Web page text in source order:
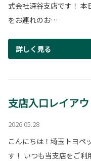
式会社深谷支店です！ 本
をお連れのお…
詳しく見る
支店入口レイア
2026.05.28
こんにちは！埼玉トヨペ
す！ いつも当支店をご利